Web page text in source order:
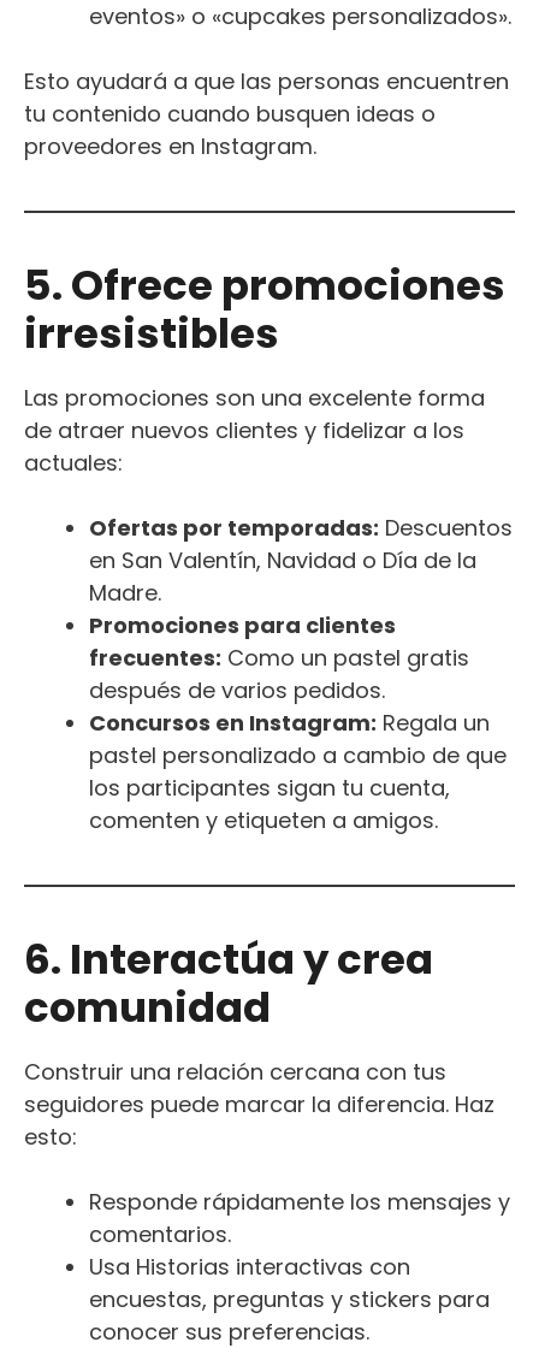
eventos» o «cupcakes personalizados».
Esto ayudará a que las personas encuentren
tu contenido cuando busquen ideas o
proveedores en Instagram.
5. Ofrece promociones
irresistibles
Las promociones son una excelente forma
de atraer nuevos clientes y fidelizar a los
actuales:
Ofertas por temporadas: Descuentos
en San Valentín, Navidad o Día de la
Madre.
Promociones para clientes
frecuentes: Como un pastel gratis
después de varios pedidos.
Concursos en Instagram: Regala un
pastel personalizado a cambio de que
los participantes sigan tu cuenta,
comenten y etiqueten a amigos.
6. Interactúa y crea
comunidad
Construir una relación cercana con tus
seguidores puede marcar la diferencia. Haz
esto:
Responde rápidamente los mensajes y
comentarios.
Usa Historias interactivas con
encuestas, preguntas y stickers para
conocer sus preferencias.